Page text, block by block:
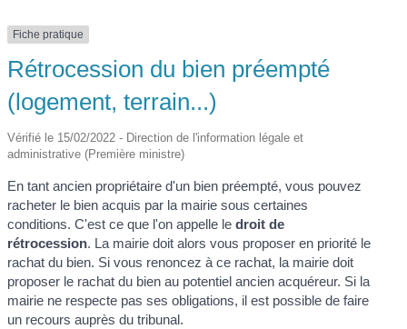
Fiche pratique
Rétrocession du bien préempté
(logement, terrain...)
Vérifié le 15/02/2022 - Direction de l'information légale et
administrative (Première ministre)
En tant ancien propriétaire d'un bien préempté, vous pouvez
racheter le bien acquis par la mairie sous certaines
conditions. C'est ce que l'on appelle ledroit de
rétrocession. La mairie doit alors vous proposer en priorité le
rachat du bien. Si vous renoncez à ce rachat, la mairie doit
proposer le rachat du bien au potentiel ancien acquéreur. Si la
mairie ne respecte pas ses obligations, il est possible de faire
un recours auprès du tribunal.